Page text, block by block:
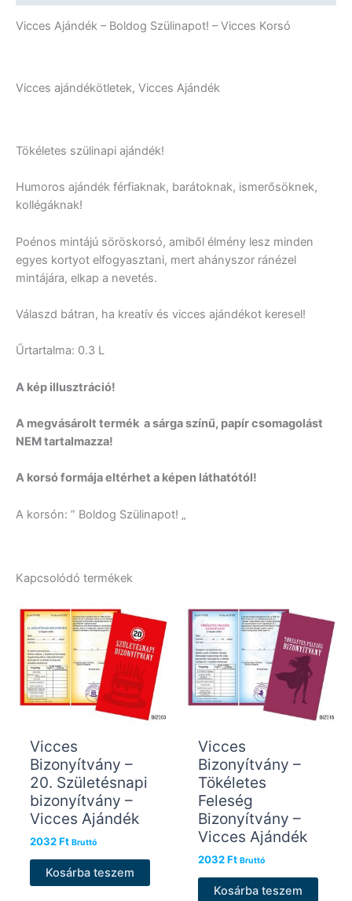
Vicces Ajándék – Boldog Szülinapot! – Vicces Korsó
Vicces ajándékötletek, Vicces Ajándék
Tökéletes szülinapi ajándék!
Humoros ajándék férfiaknak, barátoknak, ismerősöknek,
kollégáknak!
Poénos mintájú söröskorsó, amiből élmény lesz minden
egyes kortyot elfogyasztani, mert ahányszor ránézel
mintájára, elkap a nevetés.
Válaszd bátran, ha kreatív és vicces ajándékot keresel!
Űrtartalma: 0.3 L
A kép illusztráció!
A megvásárolt termék a sárga színű, papír csomagolást
NEM tartalmazza!
A korsó formája eltérhet a képen láthatótól!
A korsón: ” Boldog Szülinapot! „
Kapcsolódó termékek
Vicces
Bizonyítvány –
20. Születésnapi
bizonyítvány –
Vicces Ajándék
2032Ft Bruttó
Kosárba teszem
Vicces
Bizonyítvány –
Tökéletes
Feleség
Bizonyítvány –
Vicces Ajándék
2032Ft Bruttó
Kosárba teszem